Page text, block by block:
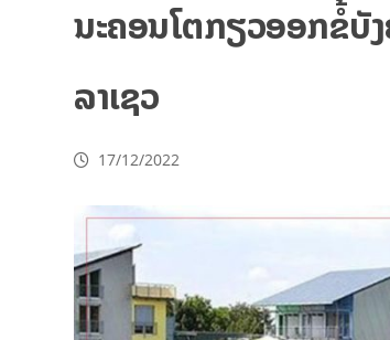
ນະຄອນໂຕກຽວອອກຂໍ້ບັ
ລາເຊວ
17/12/2022